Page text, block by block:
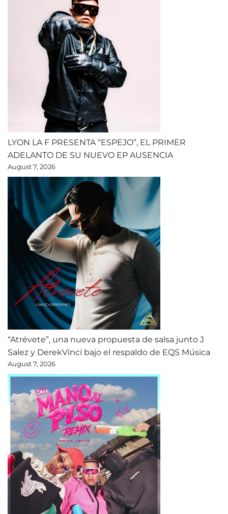
LYON LA F PRESENTA “ESPEJO”, EL PRIMER
ADELANTO DE SU NUEVO EP AUSENCIA
August 7, 2026
“Atrévete”, una nueva propuesta de salsa junto J
Salez y DerekVinci bajo el respaldo de EQS Música
August 7, 2026